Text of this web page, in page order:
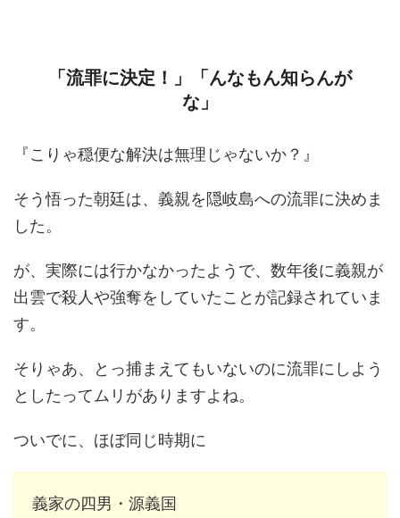
「流罪に決定！」「んなもん知らんが
な」
『こりゃ穏便な解決は無理じゃないか？』
そう悟った朝廷は、義親を隠岐島への流罪に決めま
した。
が、実際には行かなかったようで、数年後に義親が
出雲で殺人や強奪をしていたことが記録されていま
す。
そりゃあ、とっ捕まえてもいないのに流罪にしよう
としたってムリがありますよね。
ついでに、ほぼ同じ時期に
義家の四男・源義国